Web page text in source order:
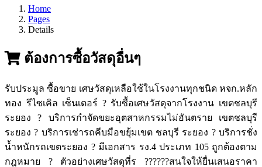
Home
Pages
Details
ต้องการซื้อวัสดุอื่นๆ
รับประมูล ซื้อขาย เศษวัสดุเหลือใช้ในโรงงานทุกชนิด หจก.หลัก
ทอง รีไซเคิล เซ็นเตอร์ ? รับซื้อเศษวัสดุจากโรงงาน เขตชลบุรี
ระยอง ? บริการกำจัดขยะอุตสาหกรรมไม่อันตราย เขตชลบุรี
ระยอง ? บริการเช่ารถคีบมือขยุ้มเขต ชลบุรี ระยอง ? บริการชั่ง
น้ำหนักรถเขตระยอง ? มีเอกสาร รง.4 ประเภท 105 ถูกต้องตาม
กฎหมาย ? ตัวอย่างเศษวัสดุที่ร ??????สนใจให้ยื่นเสนอราคา